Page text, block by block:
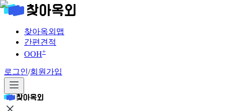
찾아옥외맵
간편견적
OOH+
로그인/회원가입